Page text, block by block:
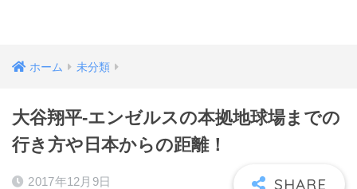
ホーム 未分類
大谷翔平-エンゼルスの本拠地球場までの
行き方や日本からの距離！
2017年12月9日